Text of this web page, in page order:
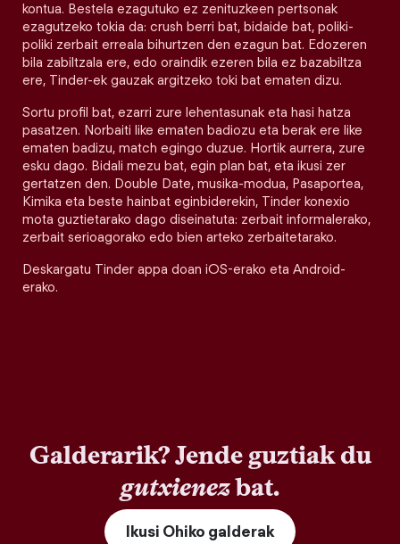
kontua. Bestela ezagutuko ez zenituzkeen pertsonak
ezagutzeko tokia da: crush berri bat, bidaide bat, poliki-
poliki zerbait erreala bihurtzen den ezagun bat. Edozeren
bila zabiltzala ere, edo oraindik ezeren bila ez bazabiltza
ere, Tinder-ek gauzak argitzeko toki bat ematen dizu.
Sortu profil bat, ezarri zure lehentasunak eta hasi hatza
pasatzen. Norbaiti like ematen badiozu eta berak ere like
ematen badizu, match egingo duzue. Hortik aurrera, zure
esku dago. Bidali mezu bat, egin plan bat, eta ikusi zer
gertatzen den. Double Date, musika-modua, Pasaportea,
Kimika eta beste hainbat eginbiderekin, Tinder konexio
mota guztietarako dago diseinatuta: zerbait informalerako,
zerbait serioagorako edo bien arteko zerbaitetarako.
Deskargatu Tinder appa doan iOS-erako eta Android-
erako.
Galderarik? Jende guztiak du
gutxienezbat.
Ikusi Ohiko galderak